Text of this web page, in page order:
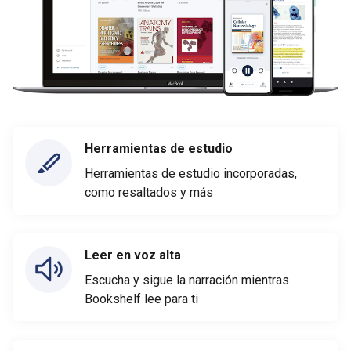
Herramientas de estudio
Herramientas de estudio incorporadas,
como resaltados y más
Leer en voz alta
Escucha y sigue la narración mientras
Bookshelf lee para ti